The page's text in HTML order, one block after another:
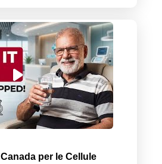
per le Cellule